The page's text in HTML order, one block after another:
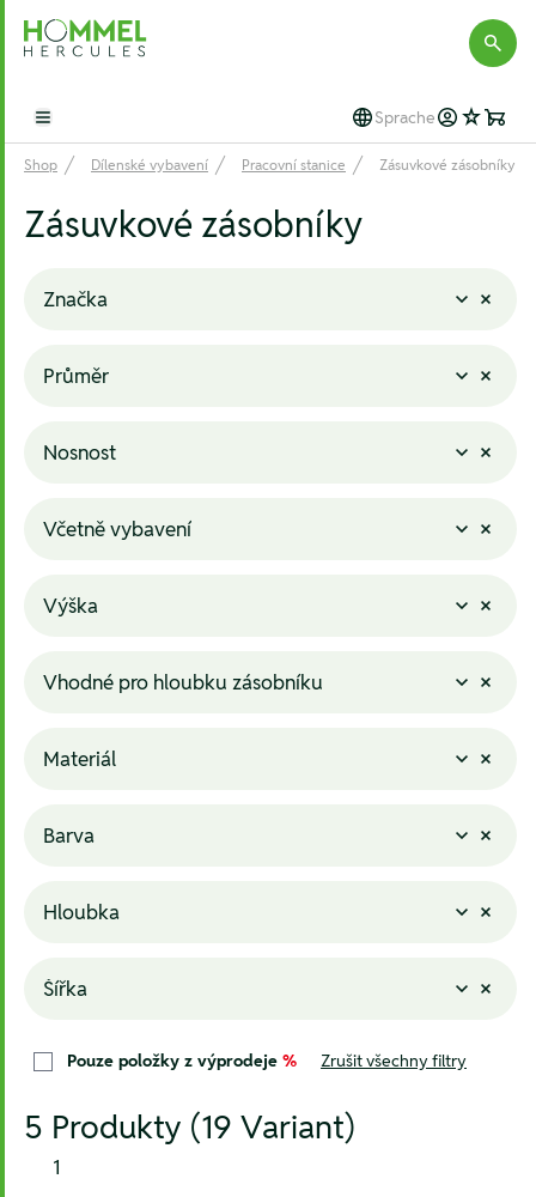
Hommel Hercules
Open main menu Sprache
Shop Dílenské vybavení Pracovní stanice Zásuvkové zásobníky
Zásuvkové zásobníky
Značka
Průměr
Nosnost
Včetně vybavení
Výška
Vhodné pro hloubku zásobníku
Materiál
Barva
Hloubka
Šířka
Pouze položky z výprodeje % Zrušit všechny filtry
5 Produkty (19 Variant)
1